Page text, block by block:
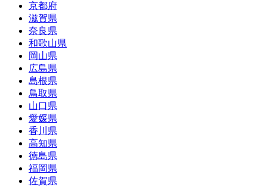
京都府
滋賀県
奈良県
和歌山県
岡山県
広島県
島根県
鳥取県
山口県
愛媛県
香川県
高知県
徳島県
福岡県
佐賀県